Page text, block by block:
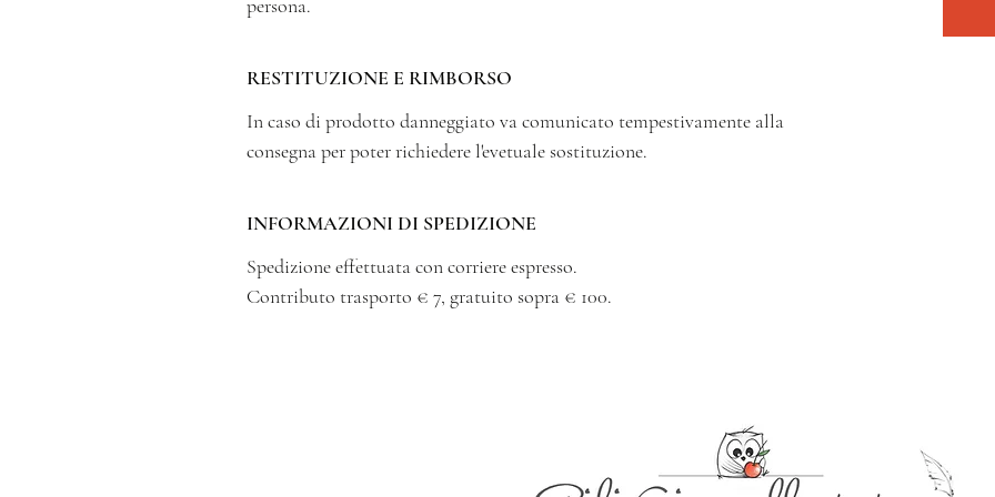
persona.
RESTITUZIONE E RIMBORSO
In caso di prodotto danneggiato va comunicato tempestivamente alla
consegna per poter richiedere l'evetuale sostituzione.
INFORMAZIONI DI SPEDIZIONE
Spedizione effettuata con corriere espresso.
Contributo trasporto € 7, gratuito sopra € 100.